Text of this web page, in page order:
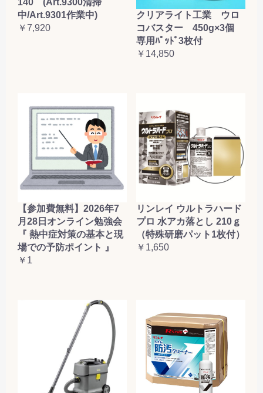
中/Art.9301作業中)
￥7,920
クリアライト工業 ウロ
コバスター 450g×3個
専用ﾊﾟｯﾄﾞ3枚付
￥14,850
【参加費無料】2026年7
月28日オンライン勉強会
『 熱中症対策の基本と現
場での予防ポイント 』
￥1
リンレイ ウルトラハード
プロ 水アカ落とし 210ｇ
（特殊研磨パット1枚付）
￥1,650